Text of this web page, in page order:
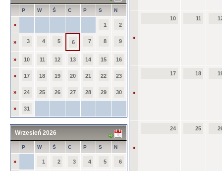
P W Ś C P S N
» 1 2
» 3 4 5 6 7 8 9
» 10 11 12 13 14 15 16
» 17 18 19 20 21 22 23
» 24 25 26 27 28 29 30
» 31
Wrzesień 2026
P W Ś C P S N
» 1 2 3 4 5 6
»
10 11
»
17 18
»
24 25